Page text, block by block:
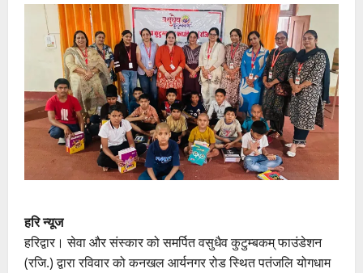
हरि न्यूज
हरिद्वार। सेवा और संस्कार को समर्पित वसुधैव कुटुम्बकम् फाउंडेशन
(रजि.) द्वारा रविवार को कनखल आर्यनगर रोड स्थित पतंजलि योगधाम